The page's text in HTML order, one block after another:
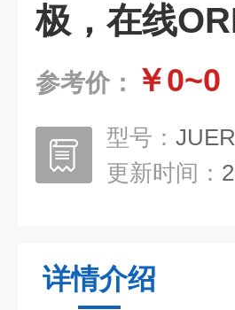
极，在线
参考价： ￥0~0
型号：
更新时间：
详情介绍